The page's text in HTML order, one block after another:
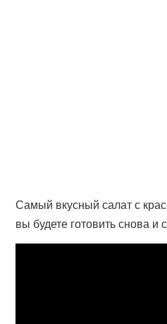
Самый вкусный салат с
вы будете готовить снова и